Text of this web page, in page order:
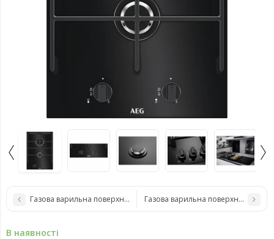
Газова варильна поверхня AEG HKB64453NBГазова варильна поверхня AEG
В наявності